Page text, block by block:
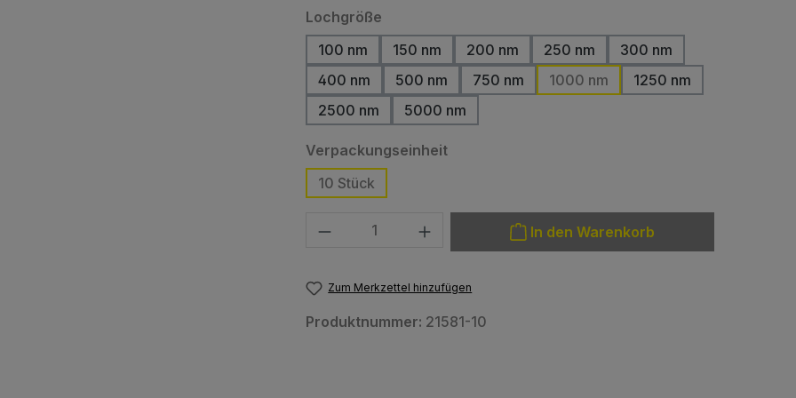
Lochgröße
100 nm
150 nm 200 nm 250 nm
300 nm
400 nm
500 nm 750 nm 1000 nm
1250 nm
2500 nm
5000 nm
Verpackungseinheitauswählen
10 Stück
Produkt Anzahl: Gib den gewünschten Wert ein oder benutze die
In den Warenkorb
Zum Merkzettel hinzufügen
Produktnummer: 21581-10